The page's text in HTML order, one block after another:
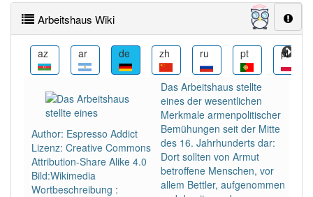
PowerIndex:9
Häufigkeit: 4 von 10
Wörter mit Endung -arbeitshaus: 1
Wörter mit Endung-arbeitshausaber mit einem
anderen Artikel das: 0
Arbeitshaus Wiki
az ar de zh ru pt pl
Author: Espresso Addict
Lizenz: Creative Commons
Attribution-Share Alike 4.0
Bild:Wikimedia
Wortbeschreibung :
Das Arbeitshaus stellte
eines der wesentlichen
Merkmale armenpolitischer
Bemühungen seit der Mitte
des 16. Jahrhunderts dar:
Dort sollten von Armut
betroffene Menschen, vor
allem Bettler, aufgenommen